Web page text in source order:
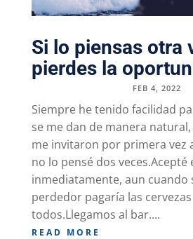
Si lo piensas otra
pierdes la
FEB 4, 2022
Siempre he tenido facilidad
se me dan de manera
me invitaron por primera vez
no lo pensé dos veces.Acepté
inmediatamente, aun cuando
perdedor pagaría las
todos.Llegamos al bar....
READ MORE